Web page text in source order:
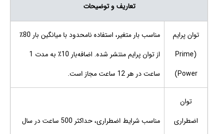
تعاریف و توضیحات
توان پرایم
(Prime
Power)
مناسب بار متغیر، استفاده نامحدود با میانگین بار 80٪
از توان پرایم منتشر شده. اضافه‌بار 10٪ به مدت 1
ساعت در هر 12 ساعت مجاز است.
توان
اضطراری
مناسب شرایط اضطراری، حداکثر 500 ساعت در سال